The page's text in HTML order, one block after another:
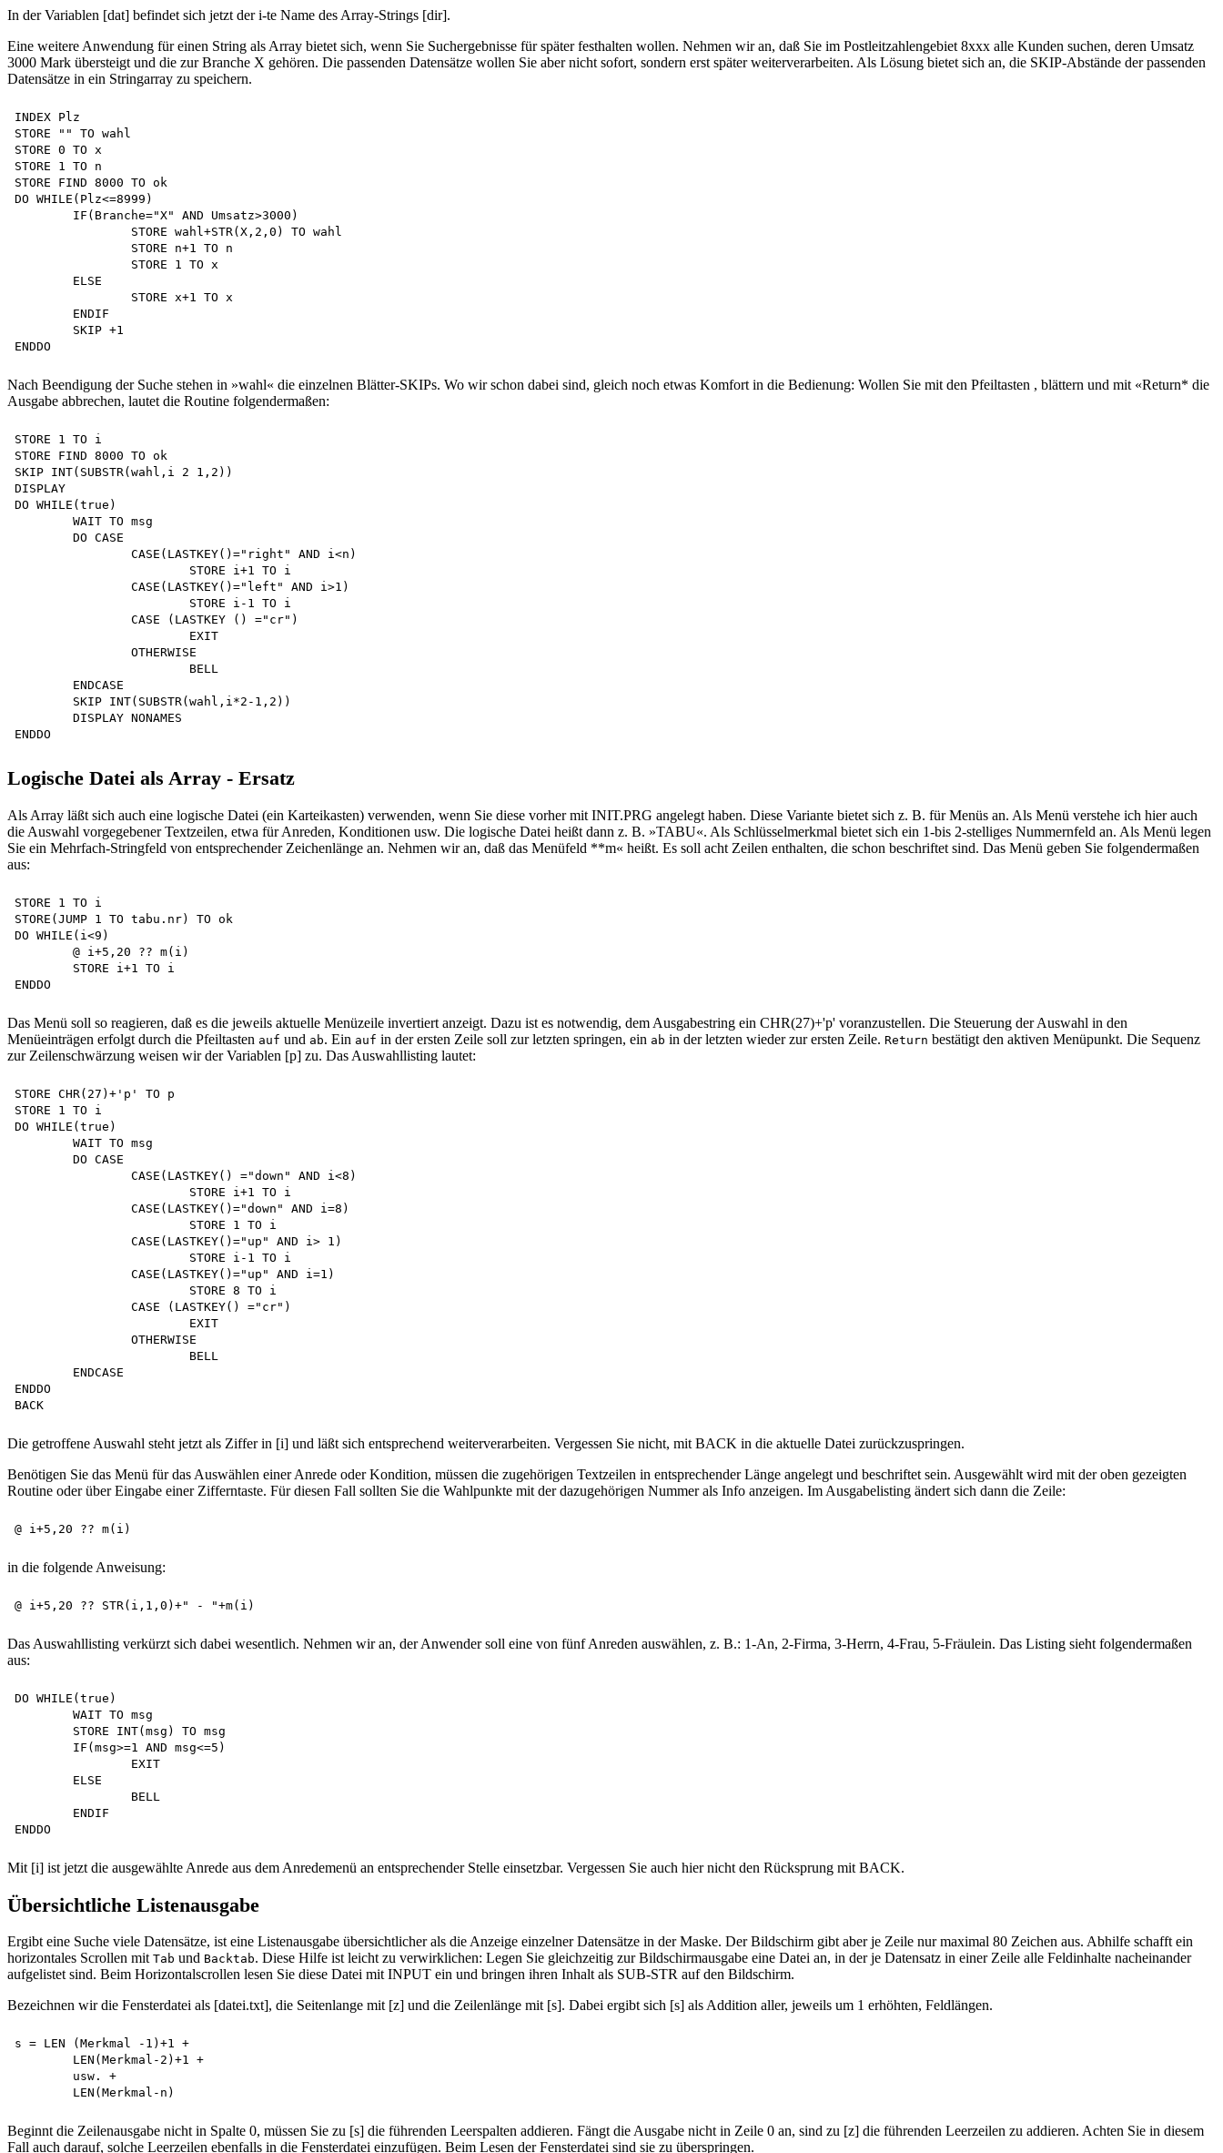
In der Variablen [dat] befindet sich jetzt der i-te Name des Array-Strings [dir].
Eine weitere Anwendung für einen String als Array bietet sich, wenn Sie Suchergebnisse für später festhalten wollen. Nehmen wir an, daß Sie im Postleitzahlengebiet 8xxx alle Kunden suchen, deren Umsatz
3000 Mark übersteigt und die zur Branche X gehören. Die passenden Datensätze wollen Sie aber nicht sofort, sondern erst später weiterverarbeiten. Als Lösung bietet sich an, die SKIP-Abstände der passenden
Datensätze in ein Stringarray zu speichern.
INDEX Plz
STORE "" TO wahl
STORE 0 TO x
STORE 1 TO n
STORE FIND 8000 TO ok
DO WHILE(Plz<=8999)
Nach Beendigung der Suche stehen in »wahl« die einzelnen Blätter-SKIPs. Wo wir schon dabei sind, gleich noch etwas Komfort in die Bedienung: Wollen Sie mit den Pfeiltasten , blättern und mit «Return* die
Ausgabe abbrechen, lautet die Routine folgendermaßen:
STORE 1 TO i
STORE FIND 8000 TO ok
SKIP INT(SUBSTR(wahl,i 2 1,2))
DISPLAY
DO WHILE(true)
Logische Datei als Array - Ersatz
Als Array läßt sich auch eine logische Datei (ein Karteikasten) verwenden, wenn Sie diese vorher mit INIT.PRG angelegt haben. Diese Variante bietet sich z. B. für Menüs an. Als Menü verstehe ich hier auch
die Auswahl vorgegebener Textzeilen, etwa für Anreden, Konditionen usw. Die logische Datei heißt dann z. B. »TABU«. Als Schlüsselmerkmal bietet sich ein 1-bis 2-stelliges Nummernfeld an. Als Menü legen
Sie ein Mehrfach-Stringfeld von entsprechender Zeichenlänge an. Nehmen wir an, daß das Menüfeld **m« heißt. Es soll acht Zeilen enthalten, die schon beschriftet sind. Das Menü geben Sie folgendermaßen
aus:
STORE 1 TO i
STORE(JUMP 1 TO tabu.nr) TO ok
DO WHILE(i<9)
Das Menü soll so reagieren, daß es die jeweils aktuelle Menüzeile invertiert anzeigt. Dazu ist es notwendig, dem Ausgabestring ein CHR(27)+'p' voranzustellen. Die Steuerung der Auswahl in den
Menüeinträgen erfolgt durch die Pfeiltasten auf und ab. Ein auf in der ersten Zeile soll zur letzten springen, ein ab in der letzten wieder zur ersten Zeile. Return bestätigt den aktiven Menüpunkt. Die Sequenz
zur Zeilenschwärzung weisen wir der Variablen [p] zu. Das Auswahllisting lautet:
STORE CHR(27)+'p' TO p
STORE 1 TO i
DO WHILE(true)
ENDDO
Die getroffene Auswahl steht jetzt als Ziffer in [i] und läßt sich entsprechend weiterverarbeiten. Vergessen Sie nicht, mit BACK in die aktuelle Datei zurückzuspringen.
Benötigen Sie das Menü für das Auswählen einer Anrede oder Kondition, müssen die zugehörigen Textzeilen in entsprechender Länge angelegt und beschriftet sein. Ausgewählt wird mit der oben gezeigten
Routine oder über Eingabe einer Zifferntaste. Für diesen Fall sollten Sie die Wahlpunkte mit der dazugehörigen Nummer als Info anzeigen. Im Ausgabelisting ändert sich dann die Zeile:
in die folgende Anweisung:
Das Auswahllisting verkürzt sich dabei wesentlich. Nehmen wir an, der Anwender soll eine von fünf Anreden auswählen, z. B.: 1-An, 2-Firma, 3-Herrn, 4-Frau, 5-Fräulein. Das Listing sieht folgendermaßen
aus:
DO WHILE(true)
Mit [i] ist jetzt die ausgewählte Anrede aus dem Anredemenü an entsprechender Stelle einsetzbar. Vergessen Sie auch hier nicht den Rücksprung mit BACK.
Übersichtliche Listenausgabe
Ergibt eine Suche viele Datensätze, ist eine Listenausgabe übersichtlicher als die Anzeige einzelner Datensätze in der Maske. Der Bildschirm gibt aber je Zeile nur maximal 80 Zeichen aus. Abhilfe schafft ein
horizontales Scrollen mit Tab und Backtab. Diese Hilfe ist leicht zu verwirklichen: Legen Sie gleichzeitig zur Bildschirmausgabe eine Datei an, in der je Datensatz in einer Zeile alle Feldinhalte nacheinander
aufgelistet sind. Beim Horizontalscrollen lesen Sie diese Datei mit INPUT ein und bringen ihren Inhalt als SUB-STR auf den Bildschirm.
Bezeichnen wir die Fensterdatei als [datei.txt], die Seitenlange mit [z] und die Zeilenlänge mit [s]. Dabei ergibt sich [s] als Addition aller, jeweils um 1 erhöhten, Feldlängen.
s = LEN (Merkmal -1)+1 +
Beginnt die Zeilenausgabe nicht in Spalte 0, müssen Sie zu [s] die führenden Leerspalten addieren. Fängt die Ausgabe nicht in Zeile 0 an, sind zu [z] die führenden Leerzeilen zu addieren. Achten Sie in diesem
Fall auch darauf, solche Leerzeilen ebenfalls in die Fensterdatei einzufügen. Beim Lesen der Fensterdatei sind sie zu überspringen.